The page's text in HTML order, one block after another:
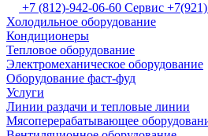
+7 (812)-942-06-60 Сервис
Холодильное оборудование
Кондиционеры
Тепловое оборудование
Электромеханическое оборудование
Оборудование фаст-фуд
Услуги
Линии раздачи и тепловые линии
Мясоперерабатывающее